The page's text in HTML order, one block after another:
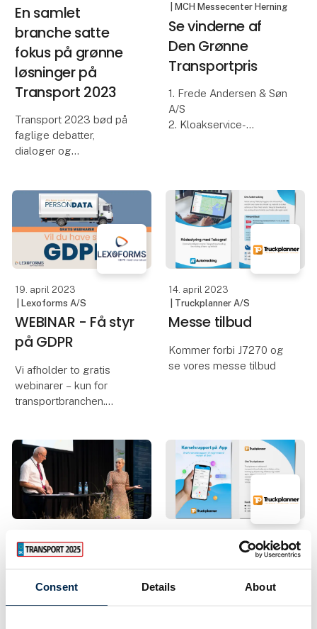
Consent Details About
En samlet
branche satte
fokus på grønne
løsninger på
Transport 2023
Transport 2023 bød på
faglige debatter,
dialoger og
fremtidens grønne
transportløsninger.
23.778 fagfolk lagde
vejen forbi Transport
opdagelse bla
| MCH Messecenter Herning
Se vinderne af
Den Grønne
Transportpris
1. Frede Andersen & Søn
A/S
2. Kloakservice-
logistikløsninger
Torsdag d. 20. april blev
vinderne af Den Grønne
Transportpr
19. april 2023
| Lexoforms A/S
WEBINAR - Få styr
på GDPR
Vi afholder to gratis
webinarer – kun for
transportbranchen.
fordi det er lovpligtigt.
Men fordi det handler
om at passe på andre
folks data!
vig
14. april 2023
| Truckplanner A/S
Messe tilbud
Kommer forbi J7270 og
se vores messe tilbud
12. april 2023| Transport
Transportmessen
dedikerer scene til
| Truckplanner A/S
Få gratis
kørselsrapport
hos Truckplanner